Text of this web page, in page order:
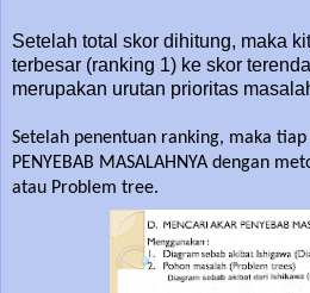
Setelah total skor dihitung, maka
terbesar (ranking 1) ke skor
merupakan urutan prioritas
Setelah penentuan ranking, maka
PENYEBAB MASALAHNYA dengan
atau Problem tree.